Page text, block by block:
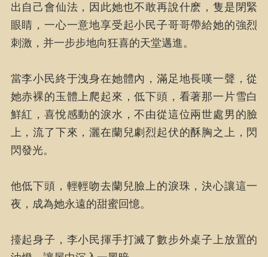
出自己會仙法，因此她也不敢再說什麽，隻是閉緊
眼睛，一心一意地享受起小民子哥哥帶給她的強烈
刺激，并一步步地向狂喜的天堂邁進。
當李小民終于洩身在她體內，滿足地長嘆一聲，從
她赤裸的玉體上爬起來，低下頭，看著那一片雪白
鮮紅，喜悅感動的淚水，不由從這位兩世處男的臉
上，流了下來，灑在蘭兒劇烈起伏的酥胸之上，閃
閃發光。
他低下頭，輕輕吻去蘭兒臉上的淚珠，決心讓這一
夜，成為她永遠的甜蜜回憶。
擡起身子，李小民揮手打滅了數步外桌子上放置的